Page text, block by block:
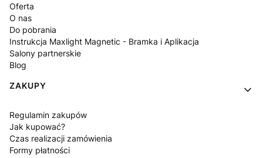
Oferta
O nas
Do pobrania
Instrukcja Maxlight Magnetic - Bramka i Aplikacja
Salony partnerskie
Blog
ZAKUPY
Regulamin zakupów
Jak kupować?
Czas realizacji zamówienia
Formy płatności